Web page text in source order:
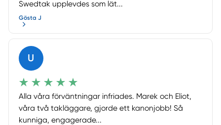
Swedtak upplevdes som lät...
Gösta J
U
Alla våra förväntningar infriades. Marek och Eliot,
våra två takläggare, gjorde ett kanonjobb! Så
kunniga, engagerade...